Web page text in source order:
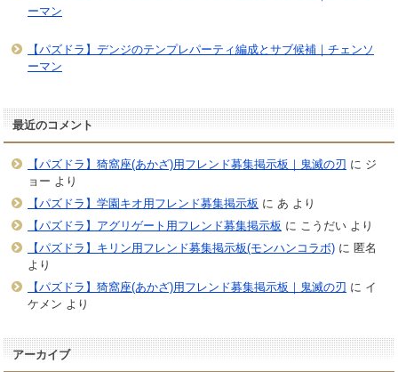
ーマン
【パズドラ】デンジのテンプレパーティ編成とサブ候補｜チェンソ
ーマン
最近のコメント
【パズドラ】猗窩座(あかざ)用フレンド募集掲示板｜鬼滅の刃 に ジ
ョー より
【パズドラ】学園キオ用フレンド募集掲示板 に あ より
【パズドラ】アグリゲート用フレンド募集掲示板 に こうだいより
【パズドラ】キリン用フレンド募集掲示板(モンハンコラボ)に 匿名
より
【パズドラ】猗窩座(あかざ)用フレンド募集掲示板｜鬼滅の刃 に イ
ケメン より
アーカイブ